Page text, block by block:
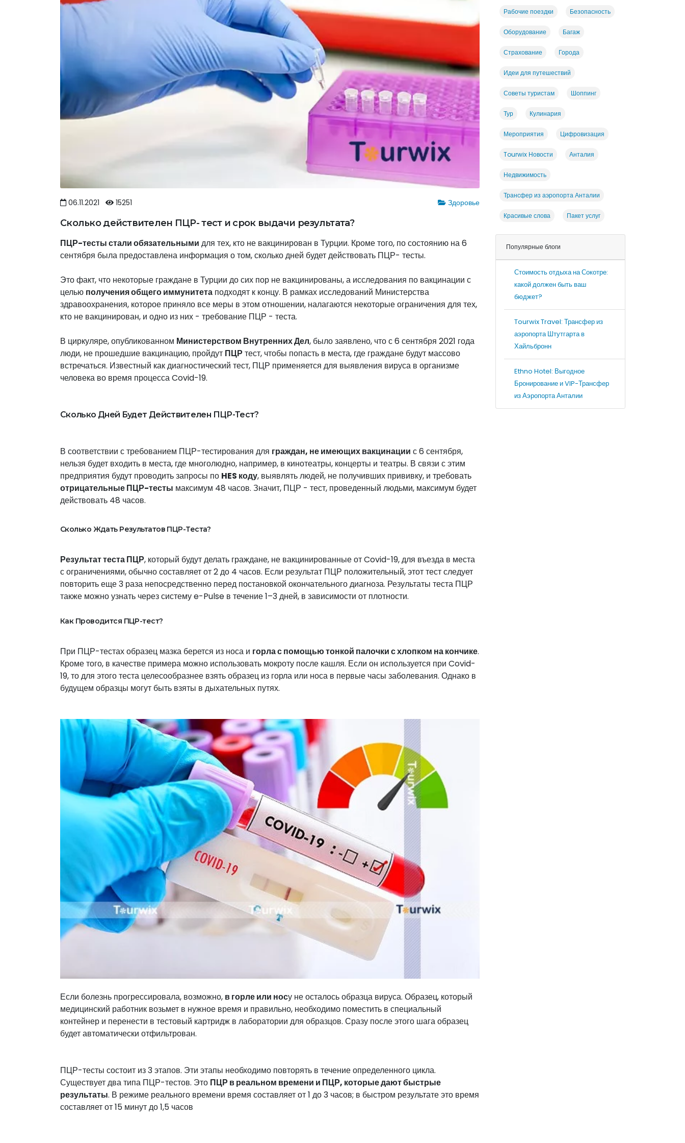
Здоровье
06.11.2021 15251
Сколько действителен ПЦР- тест и срок выдачи результата?
ПЦР-тесты стали обязательными для тех, кто не вакцинирован в Турции. Кроме того, по состоянию на 6
сентября была предоставлена ​​информация о том, сколько дней будет действовать ПЦР- тесты.
Это факт, что некоторые граждане в Турции до сих пор не вакцинированы, а исследования по вакцинации с
целью получения общего иммунитета подходят к концу. В рамках исследований Министерства
здравоохранения, которое приняло все меры в этом отношении, налагаются некоторые ограничения для тех,
кто не вакцинирован, и одно из них - требование ПЦР - теста.
В циркуляре, опубликованном Министерством Внутренних Дел, было заявлено, что с 6 сентября 2021 года
люди, не прошедшие вакцинацию, пройдут ПЦР тест, чтобы попасть в места, где граждане будут массово
встречаться. Известный как диагностический тест, ПЦР применяется для выявления вируса в организме
человека во время процесса Covid-19.
Сколько Дней Будет Действителен ПЦР-Тест?
В соответствии с требованием ПЦР-тестирования для граждан, не имеющих вакцинации с 6 сентября,
нельзя будет входить в места, где многолюдно, например, в кинотеатры, концерты и театры. В связи с этим
предприятия будут проводить запросы по HES коду, выявлять людей, не получивших прививку, и требовать
отрицательные ПЦР-тесты максимум 48 часов. Значит, ПЦР - тест, проведенный людьми, максимум будет
действовать 48 часов.
Сколько Ждать Результатов ПЦР-Теста?
Результат теста ПЦР, который будут делать граждане, не вакцинированные от Covid-19, для въезда в места
с ограничениями, обычно составляет от 2 до 4 часов. Если результат ПЦР положительный, этот тест следует
повторить еще 3 раза непосредственно перед постановкой окончательного диагноза. Результаты теста ПЦР
также можно узнать через систему e-Pulse в течение 1–3 дней, в зависимости от плотности.
Как Проводится ПЦР-тест?
При ПЦР-тестах образец мазка берется из носа и горла с помощью тонкой палочки с хлопком на кончике.
Кроме того, в качестве примера можно использовать мокроту после кашля. Если он используется при Covid-
19, то для этого теста целесообразнее взять образец из горла или носа в первые часы заболевания. Однако в
будущем образцы могут быть взяты в дыхательных путях.
Если болезнь прогрессировала, возможно, в горле или носу не осталось образца вируса. Образец, который
медицинский работник возьмет в нужное время и правильно, необходимо поместить в специальный
контейнер и перенести в тестовый картридж в лаборатории для образцов. Сразу после этого шага образец
будет автоматически отфильтрован.
ПЦР-тесты состоит из 3 этапов. Эти этапы необходимо повторять в течение определенного цикла.
Существует два типа ПЦР-тестов. Это ПЦР в реальном времени и ПЦР, которые дают быстрые
результаты. В режиме реального времени время составляет от 1 до 3 часов; в быстром результате это время
составляет от 15 минут до 1,5 часов
Рабочие поездки Безопасность
Оборудование Багаж
Страхование Города
Идеи для путешествий
Советы туристам Шоппинг
Тур Кулинария
Мероприятия Цифровизация
Tourwix Новости Анталия
Недвижимость
Трансфер из аэропорта Анталии
Красивые слова Пакет услуг
Популярные блоги
Стоимость отдыха на Сокотре:
какой должен быть ваш
бюджет?
Tourwix Travel: Трансфер из
аэропорта Штутгарта в
Хайльбронн
Ethno Hotel: Выгодное
Бронирование и VIP-Трансфер
из Аэропорта Анталии